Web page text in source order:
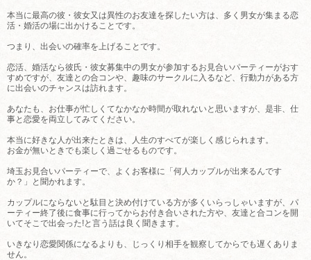
本当に最高の彼・彼女又は異性のお友達を探したい方は、多く男女が集まる恋
活・婚活の場に出かけることです。
つまり、出会いの確率を上げることです。
恋活、婚活なら彼氏・彼女募集中の男女が参加するお見合いパーティーがおす
すめですが、友達との合コンや、趣味のサークルに入るなど、行動力がある方
に出会いのチャンスは訪れます。
あなたも、お仕事が忙しくてなかなか時間が取れないと思いますが、是非、仕
事と恋愛を両立してみてください。
本当に好きな人が出来たときは、人生のすべてが楽しく感じられます。
お金が無いときでも楽しく過ごせるものです。
埼玉お見合いパーティーで、よくお客様に「何人カップルが出来るんです
か？」と聞かれます。
カップルにならないと駄目と決め付けている方が多くいらっしゃいますが、パ
ーティー終了後に食事に行ってからお付き合いされた方や、友達と合コンを開
いてそこで出会った!と言う話は良く聞きます。
いきなり恋愛関係になるよりも、じっくり相手を観察してからでも遅くありま
せん。